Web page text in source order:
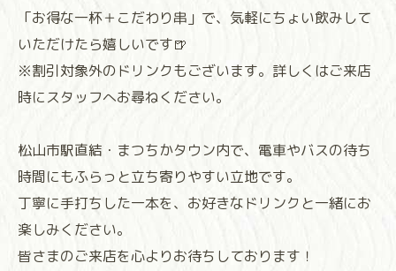
「お得な一杯＋こだわり串」で、気軽にちょい飲みして
いただけたら嬉しいです🍺
※割引対象外のドリンクもございます。詳しくはご来店
時にスタッフへお尋ねください。
松山市駅直結・まつちかタウン内で、電車やバスの待ち
時間にもふらっと立ち寄りやすい立地です。
丁寧に手打ちした一本を、お好きなドリンクと一緒にお
楽しみください。
皆さまのご来店を心よりお待ちしております！